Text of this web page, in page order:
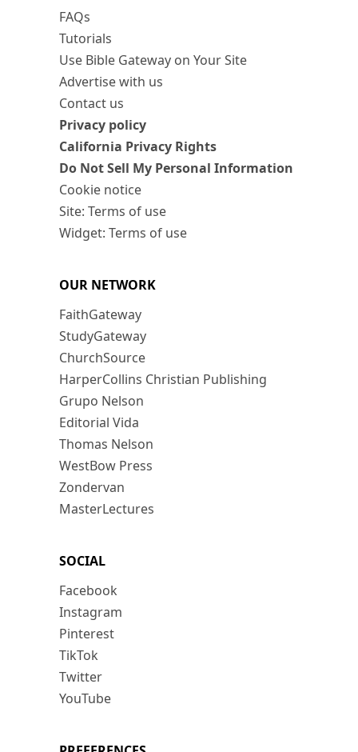
FAQs
Tutorials
Use Bible Gateway on Your Site
Advertise with us
Contact us
Privacy policy
California Privacy Rights
Do Not Sell My Personal Information
Cookie notice
Site: Terms of use
Widget: Terms of use
OUR NETWORK
FaithGateway
StudyGateway
ChurchSource
HarperCollins Christian Publishing
Grupo Nelson
Editorial Vida
Thomas Nelson
WestBow Press
Zondervan
MasterLectures
SOCIAL
Facebook
Instagram
Pinterest
TikTok
Twitter
YouTube